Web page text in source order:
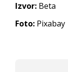
Izvor: Beta
Foto: Pixabay